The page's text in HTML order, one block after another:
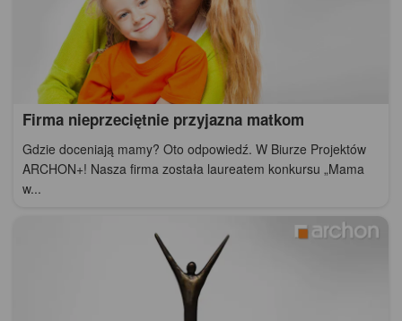
Firma nieprzeciętnie przyjazna matkom
Gdzie doceniają mamy? Oto odpowiedź. W Biurze Projektów
ARCHON+! Nasza firma została laureatem konkursu „Mama
w...